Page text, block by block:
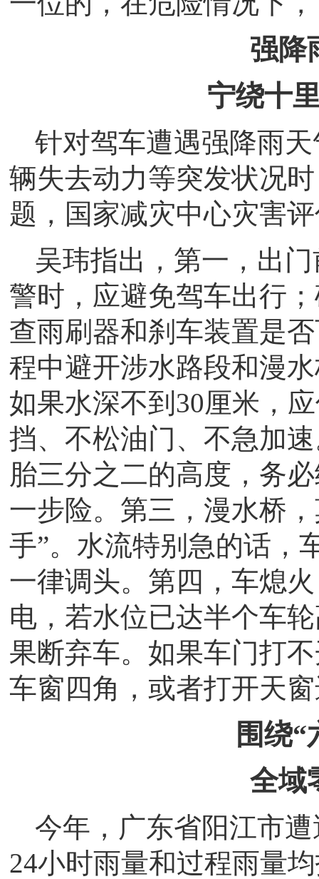
强降
宁绕十
针对驾车遭遇强降雨
辆失去动力等突发状况
题，国家减灾中心灾害
吴玮指出，第一，出
警时，应避免驾车出行
查雨刷器和刹车装置是
程中避开涉水路段和漫
如果水深不到30厘米，
挡、不松油门、不急加
胎三分之二的高度，务
一步险。第三，漫水桥
手”。水流特别急的话，
一律调头。第四，车熄
电，若水位已达半个车
果断弃车。如果车门打
车窗四角，或者打开天
围绕“
全域
今年，广东省阳江市遭
24小时雨量和过程雨量